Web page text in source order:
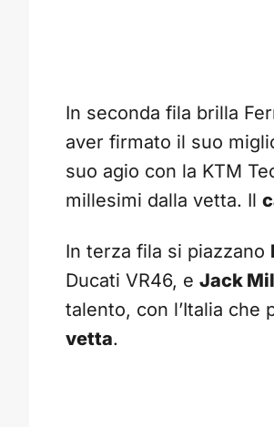
In seconda fila brilla
aver firmato il suo
suo agio con la KTM
millesimi dalla vetta. Il
In terza fila si piazzano
Ducati VR46, e Jack
talento, con l’Italia che
vetta.